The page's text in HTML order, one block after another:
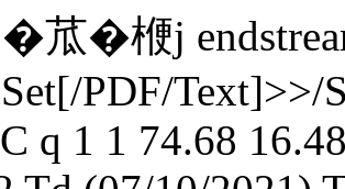
苽�楩j
PDF/Text]>>/
q 1 1 74.68